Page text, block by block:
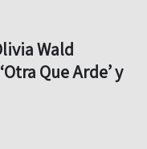
Wald
Que Arde’ y